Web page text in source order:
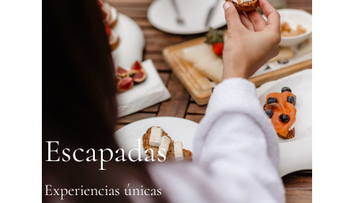
Escapadas
Experiencias únicas